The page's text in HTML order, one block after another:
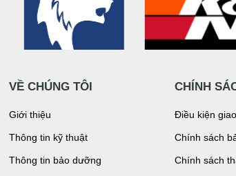
VỀ CHÚNG TÔI
Giới thiệu
Thông tin kỹ thuật
Thông tin bảo dưỡng
CHÍNH
Điều kiện
Chính sách
Chính sách